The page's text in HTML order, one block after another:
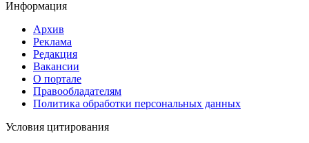
Информация
Архив
Реклама
Редакция
Вакансии
О портале
Правообладателям
Политика обработки персональных данных
Условия цитирования